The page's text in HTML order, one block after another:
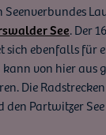
See. Der
sich ebenfalls für
von hier aus
Die
den Partwitzer